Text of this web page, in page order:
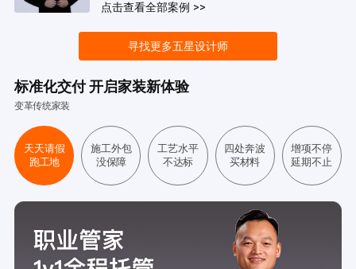
点击查看全部案例 >>
寻找更多五星设计师
标准化交付 开启家装新体验
变革传统家装
天天请假
跑工地
施工外包
没保障
工艺水平
不达标
四处奔波
买材料
增项不停
延期不止